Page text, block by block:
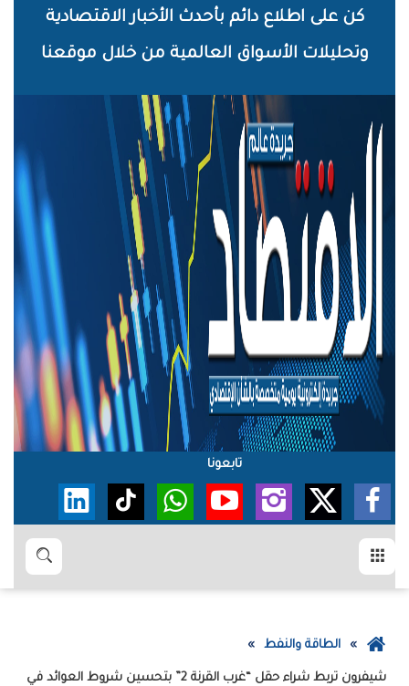
الرئيسي
كن على اطلاع دائم بأحدث الأخبار الاقتصادية
وتحليلات الأسواق العالمية من خلال موقعنا
تابعونا
بحث
عودة
الطاقة والنفط
شيفرون تربط شراء حقل “غرب القرنة 2” بتحسين شروط العوائد في